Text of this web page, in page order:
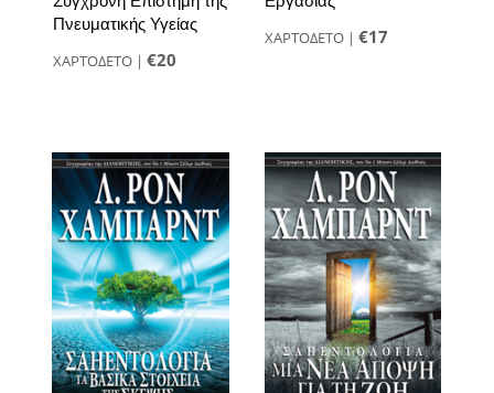
Πνευματικής Υγείας
ΧΑΡΤΟΔΕΤΟ| €20
ΧΑΡΤΟΔΕΤΟ |€17